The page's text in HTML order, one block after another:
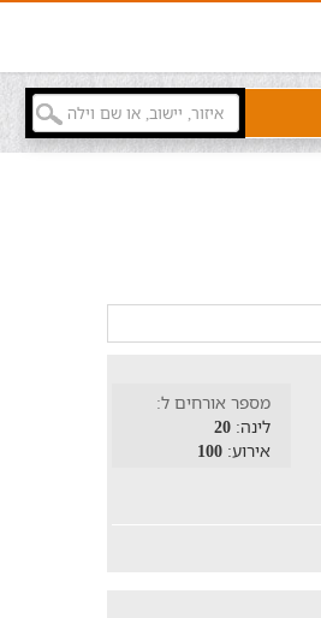
מספר אורחים ל:
לינה:20
אירוע:100